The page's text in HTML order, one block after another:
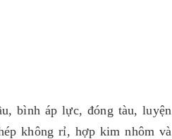
bình áp lực, đóng tàu, luyện
không rỉ, hợp kim nhôm và